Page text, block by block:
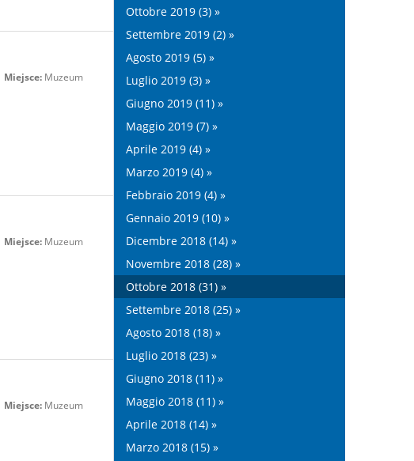
Miejsce:Muzeum
Miejsce:Muzeum
Miejsce:Muzeum
Ottobre 2019 (3) »
Settembre 2019 (2) »
Agosto 2019 (5) »
Luglio 2019 (3) »
Giugno 2019 (11) »
Maggio 2019 (7) »
Aprile 2019 (4) »
Marzo 2019 (4) »
Febbraio 2019 (4) »
Gennaio 2019 (10) »
Dicembre 2018 (14) »
Novembre 2018 (28) »
Ottobre 2018 (31) »
Settembre 2018 (25) »
Agosto 2018 (18) »
Luglio 2018 (23) »
Giugno 2018 (11) »
Maggio 2018 (11) »
Aprile 2018 (14) »
Marzo 2018 (15) »